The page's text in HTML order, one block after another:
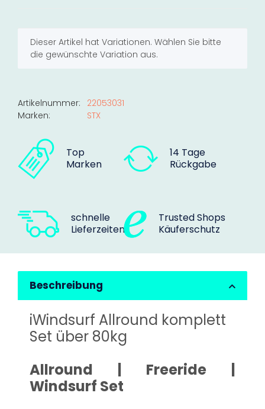
xDieser Artikel hat Variationen. Wählen Sie bitte
die gewünschte Variation aus.
Artikelnummer:
22053031
Marken:
STX
Top
Marken
14 Tage
Rückgabe
schnelle
Lieferzeiten
Trusted Shops
Käuferschutz
Beschreibung
iWindsurf Allround komplett
Set über 80kg
Allround | Freeride |
Windsurf Set